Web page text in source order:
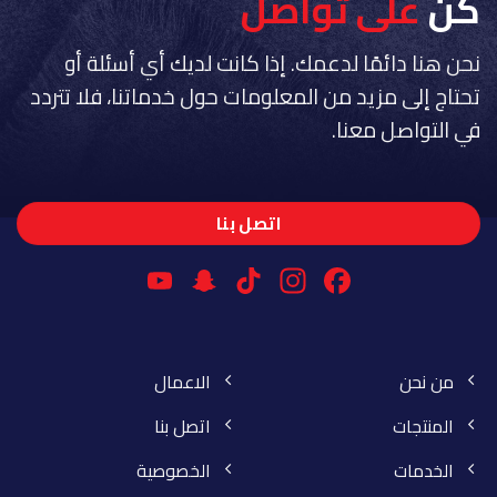
نحن هنا دائمًا لدعمك. إذا كانت لديك أي أسئلة أو
تحتاج إلى مزيد من المعلومات حول خدماتنا، فلا تتردد
في التواصل معنا.
اتصل بنا
Facebook
Instagram
TikTok
Snapchat
من نحن
المنتجات
الخدمات
الاعمال
اتصل بنا
الخصوصية